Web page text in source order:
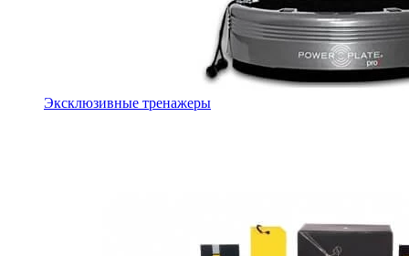
Эксклюзивные тренажеры